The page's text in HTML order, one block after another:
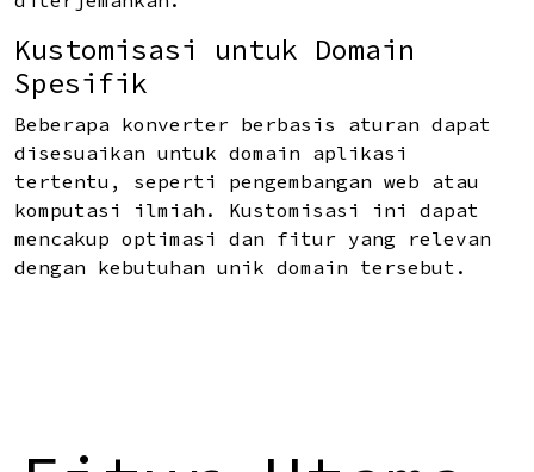
Kustomisasi untuk Domain
Spesifik
Beberapa konverter berbasis aturan dapat
disesuaikan untuk domain aplikasi
tertentu, seperti pengembangan web atau
komputasi ilmiah. Kustomisasi ini dapat
mencakup optimasi dan fitur yang relevan
dengan kebutuhan unik domain tersebut.